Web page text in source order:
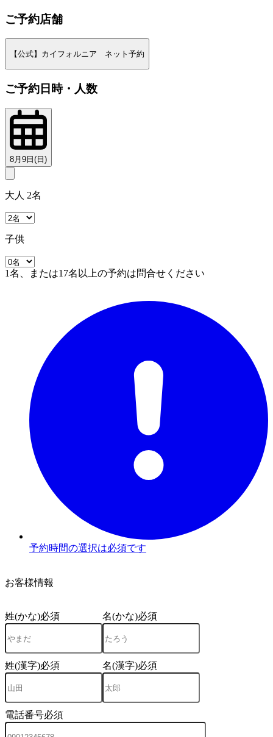
ご予約店舗
【公式】カイフォルニア ネット予約
ご予約日時・人数
8月9日(日)
大人 2名
子供
1名、または17名以上の予約は問合せください
予約時間の選択は必須です
お客様情報
姓(かな)必須 名(かな)必須
姓(漢字)必須 名(漢字)必須
電話番号必須